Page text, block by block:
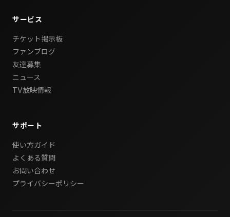
サービス
チケット掲示板
ファンブログ
友達募集
ニュース
TV放映情報
サポート
使い方ガイド
よくある質問
お問い合わせ
プライバシーポリシー